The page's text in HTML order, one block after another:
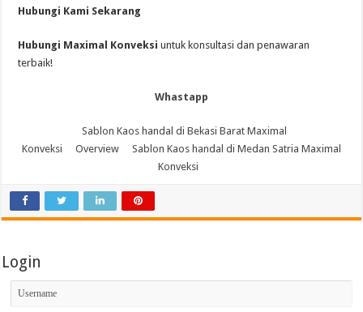
Hubungi Kami Sekarang
Hubungi Maximal Konveksi untuk konsultasi dan penawaran
terbaik!
Whastapp
Sablon Kaos handal di Bekasi Barat Maximal
Konveksi
Overview
Sablon Kaos handal di Medan Satria Maximal
Konveksi
Login